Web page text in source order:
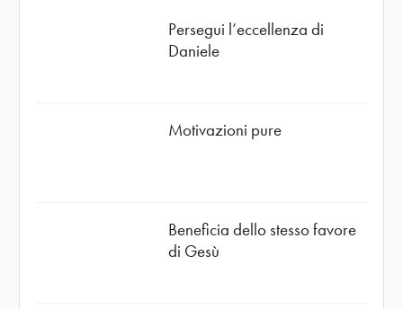
Persegui l’eccellenza di
Daniele
Motivazioni pure
Beneficia dello stesso favore
di Gesù